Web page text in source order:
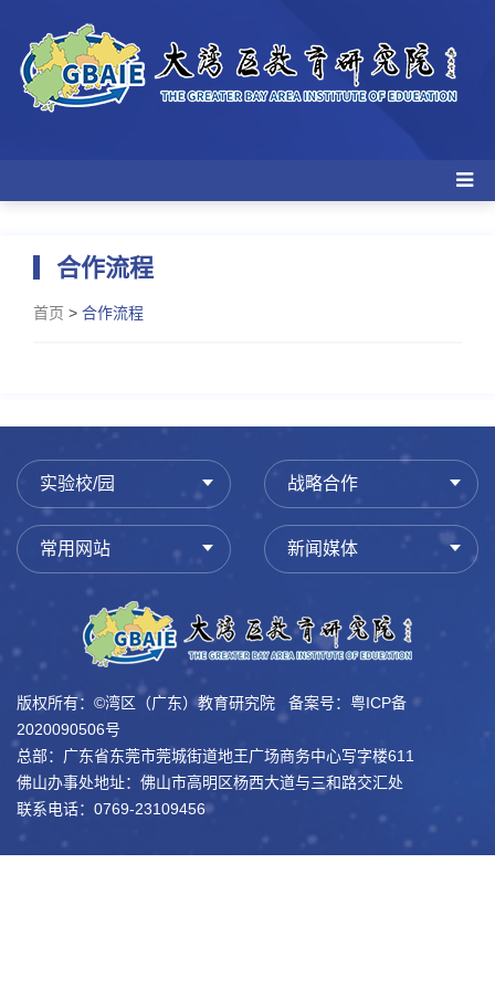
合作流程
首页 > 合作流程
实验校/园 战略合作
常用网站 新闻媒体
版权所有：©湾区（广东）教育研究院 备案号： 粤ICP备
2020090506号
总部：广东省东莞市莞城街道地王广场商务中心写字楼611
佛山办事处地址：佛山市高明区杨西大道与三和路交汇处
联系电话：0769-23109456